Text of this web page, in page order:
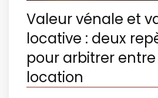
Valeur vénale et
locative : deux
pour arbitrer
location